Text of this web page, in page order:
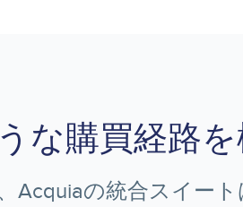
な購買経路
の統合スイート